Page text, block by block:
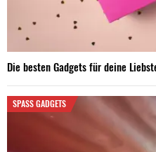
Die besten Gadgets für deine
SPASS GADGETS